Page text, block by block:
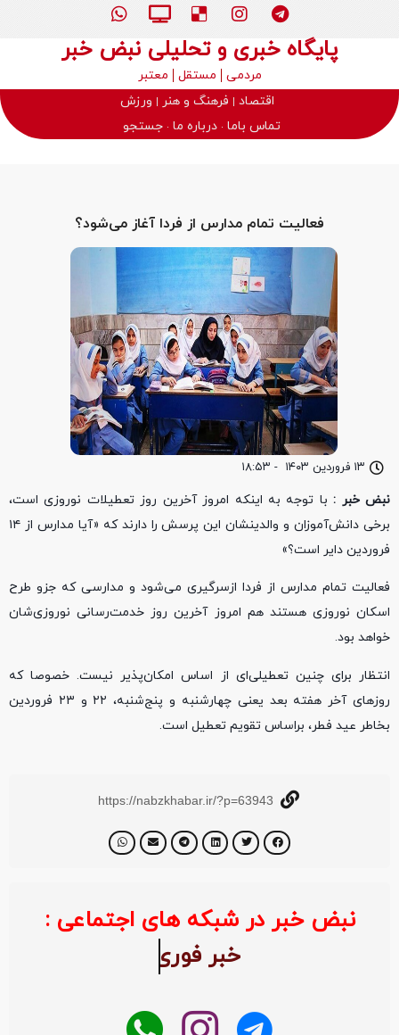
پایگاه خبری و تحلیلی نبض خبر
مردمی مستقل
معتبر
اقتصاد
فرهنگ و هنر
ورزش
تماس باما درباره ما جستجو
۱۳ فروردین ۱۴۰۳ - ۱۸:۵۳
فعالیت تمام مدارس از فردا آغاز می‌شود؟
نبض خبر : با توجه به اینکه امروز آخرین روز تعطیلات نوروزی است،
برخی دانش‌آموزان و والدینشان این پرسش را دارند که «آیا مدارس از ۱۴
فروردین دایر است؟»
فعالیت تمام مدارس از فردا ازسرگیری می‌شود و مدارسی که جزو طرح
اسکان نوروزی هستند هم امروز آخرین روز خدمت‌رسانی نوروزی‌شان
خواهد بود.
انتظار برای چنین تعطیلی‌ای از اساس امکان‌پذیر نیست. خصوصا که
روزهای آخر هفته بعد یعنی چهارشنبه و پنج‌شنبه، ۲۲ و ۲۳ فروردین
بخاطر عید فطر، براساس تقویم تعطیل است.
https://nabzkhabar.ir/?p=63943
نبض خبر در شبکه های اجتماعی : خبر